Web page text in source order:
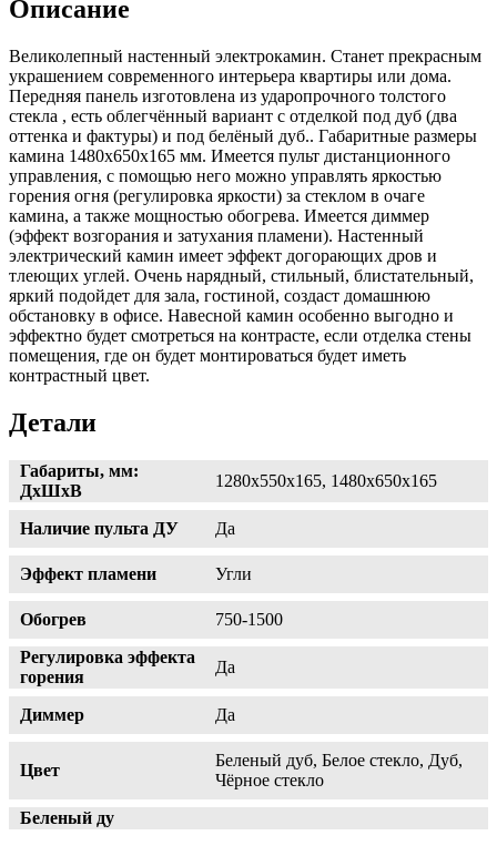
Описание
Великолепный настенный электрокамин. Станет прекрасным
украшением современного интерьера квартиры или дома.
Передняя панель изготовлена из ударопрочного толстого
стекла , есть облегчённый вариант с отделкой под дуб (два
оттенка и фактуры) и под белёный дуб.. Габаритные размеры
камина 1480x650x165 мм. Имеется пульт дистанционного
управления, с помощью него можно управлять яркостью
горения огня (регулировка яркости) за стеклом в очаге
камина, а также мощностью обогрева. Имеется диммер
(эффект возгорания и затухания пламени). Настенный
электрический камин имеет эффект догорающих дров и
тлеющих углей. Очень нарядный, стильный, блистательный,
яркий подойдет для зала, гостиной, создаст домашнюю
обстановку в офисе. Навесной камин особенно выгодно и
эффектно будет смотреться на контрасте, если отделка стены
помещения, где он будет монтироваться будет иметь
контрастный цвет.
Детали
Габариты, мм:
ДхШхВ
1280х550х165, 1480х650х165
Наличие пульта ДУ Да
Эффект пламени Угли
Обогрев
750-1500
Регулировка эффекта
горения
Да
Диммер Да
Цвет
Беленый дуб, Белое стекло, Дуб,
Чёрное стекло
Беленый ду